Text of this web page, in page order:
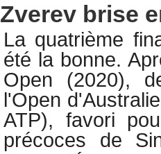
Zverev brise
La quatrième
été la bonne.
Open (2020),
l'Open
ATP), favori
précoces de